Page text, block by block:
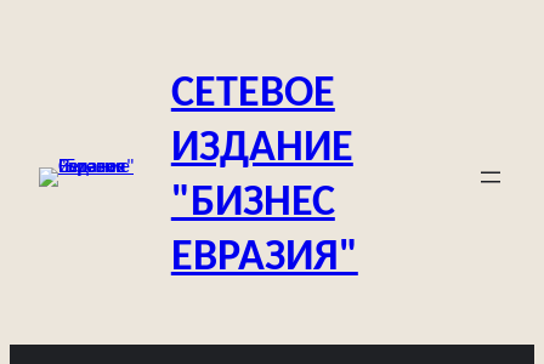
СЕТЕВОЕ
ИЗДАНИЕ
"БИЗНЕС
ЕВРАЗИЯ"